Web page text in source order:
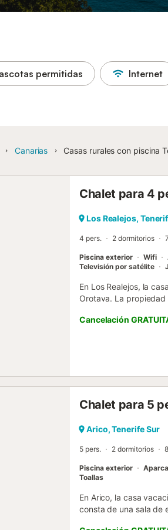
permitidas Internet
Canarias Casas rurales con piscina
Chalet para 4
Los Realejos,
4 pers. 2 dormitorios
Piscina exterior Wifi
Televisión por satélite
En Los Realejos, la
Orotava. La
velocidad (apto para
una lavadora.
una trona. Se
jardín y una terraza
Cancelación
Chalet para 5
Arico, Tenerife Sur
5 pers. 2 dormitorios
Piscina exterior
Toallas
En Arico, la casa
consta de una sala de